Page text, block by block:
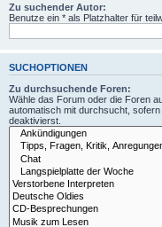
Zu suchender Autor:
Benutze ein * als Platzhalter für
SUCHOPTIONEN
Zu durchsuchende Foren:
Wähle das Forum oder die Foren
automatisch mit durchsucht,
deaktivierst.